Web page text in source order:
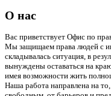
О нас
Вас приветствует Офис по
Мы защищаем права людей с
складывалась ситуация, в
вынуждены оставаться на
имея возможности жить
Наша работа направлена на